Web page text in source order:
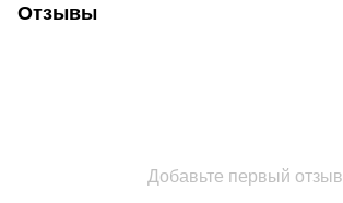
Отзывы
Добавьте первый отзыв